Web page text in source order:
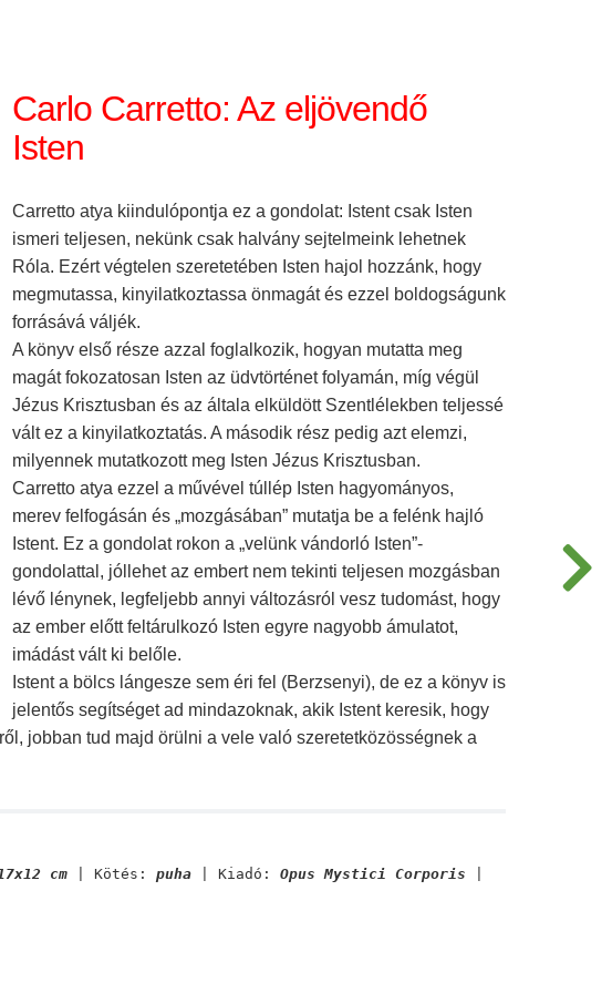
Carlo Carretto: Az eljövendő
Isten
Carretto atya kiindulópontja ez a gondolat: Istent csak Isten
ismeri teljesen, nekünk csak halvány sejtelmeink lehetnek
Róla. Ezért végtelen szeretetében Isten hajol hozzánk, hogy
megmutassa, kinyilatkoztassa önmagát és ezzel boldogságunk
forrásává váljék.
A könyv első része azzal foglalkozik, hogyan mutatta meg
magát fokozatosan Isten az üdvtörténet folyamán, míg végül
Jézus Krisztusban és az általa elküldött Szentlélekben teljessé
vált ez a kinyilatkoztatás. A második rész pedig azt elemzi,
milyennek mutatkozott meg Isten Jézus Krisztusban.
Carretto atya ezzel a művével túllép Isten hagyományos,
merev felfogásán és „mozgásában” mutatja be a felénk hajló
Istent. Ez a gondolat rokon a „velünk vándorló Isten”-
gondolattal, jóllehet az embert nem tekinti teljesen mozgásban
lévő lénynek, legfeljebb annyi változásról vesz tudomást, hogy
az ember előtt feltárulkozó Isten egyre nagyobb ámulatot,
imádást vált ki belőle.
Istent a bölcs lángesze sem éri fel (Berzsenyi), de ez a könyv is
jelentős segítséget ad mindazoknak, akik Istent keresik, hogy
jobban tud majd örülni a vele való szeretetközösségnek a
17x12 cm | Kötés: puha | Kiadó: Opus Mystici Corporis